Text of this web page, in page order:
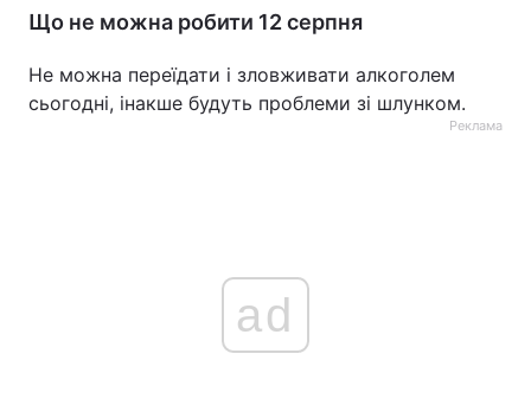
Що не можна робити 12 серпня
Не можна переїдати і зловживати алкоголем
сьогодні, інакше будуть проблеми зі шлунком.
Реклама
ad